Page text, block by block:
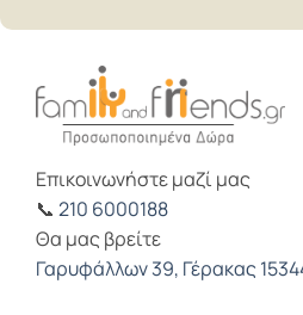
Επικοινωνήστε μαζί μας
📞 210 6000188
Θα μας βρείτε
Γαρυφάλλων 39, Γέρακας